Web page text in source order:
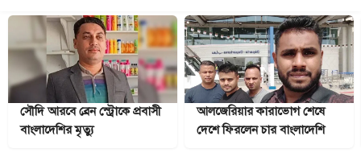
সৌদি আরবে ব্রেন স্ট্রোকে প্রবাসী
বাংলাদেশির মৃত্যু
আলজেরিয়ার কারাভোগ শেষে
দেশে ফিরলেন চার বাংলাদেশি